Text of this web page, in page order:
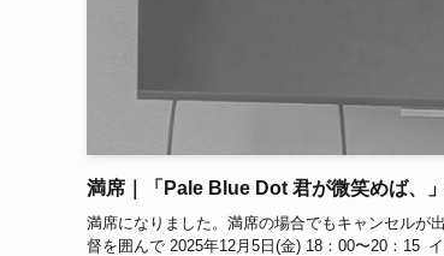
満席｜「Pale Blue Dot 君が微笑めば、
満席になりました。満席の場合でもキャンセルが
督を囲んで 2025年12月5日(金) 18：00〜20：15